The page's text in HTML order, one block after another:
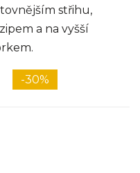
střihu,
a na vyšší
-30%